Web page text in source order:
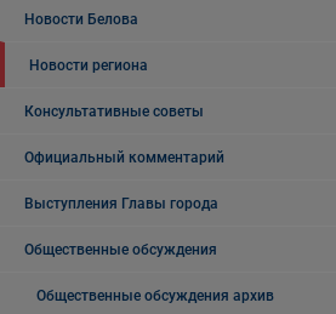
Новости Белова
Новости региона
Консультативные советы
Официальный комментарий
Выступления Главы города
Общественные обсуждения
Общественные обсуждения архив